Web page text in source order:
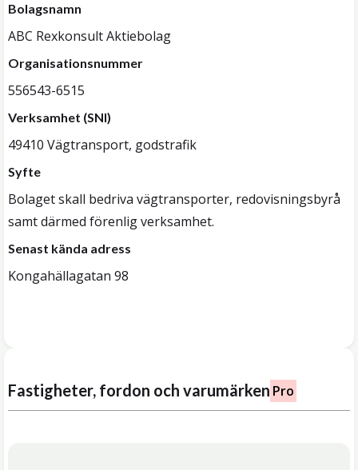
Bolagsnamn
ABC Rexkonsult Aktiebolag
Organisationsnummer
556543-6515
Verksamhet (SNI)
49410 Vägtransport, godstrafik
Syfte
Bolaget skall bedriva vägtransporter, redovisningsbyrå
samt därmed förenlig verksamhet.
Senast kända adress
Kongahällagatan 98
Fastigheter, fordon och varumärken Pro